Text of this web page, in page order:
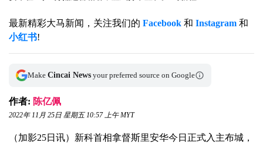
最新精彩大马新闻，关注我们的 Facebook 和 Instagram 和
小红书!
Make Cincai News your preferred source on Google
作者: 陈亿佩
2022年 11月 25日 星期五 10:57 上午 MYT
（加影25日讯）新科首相拿督斯里安华今日正式入主布城，